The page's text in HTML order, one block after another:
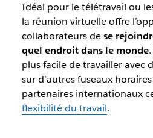
Idéal pour le télétravail ou
la réunion virtuelle offre
collaborateurs dese
quel endroit dans le monde
plus facile de travailler avec
sur d’autres fuseaux
partenaires internationaux
flexibilité du travail.